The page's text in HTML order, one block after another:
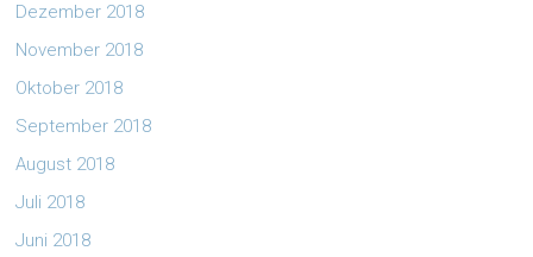
Dezember 2018
November 2018
Oktober 2018
September 2018
August 2018
Juli 2018
Juni 2018